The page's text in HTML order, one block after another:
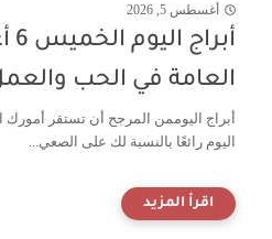
أغسطس 5, 2026
العامة في الحب
أبراج اليوممن المرجح أن تستقر أمورك
اليوم رائعًا بالنسبة لك على الصعي...